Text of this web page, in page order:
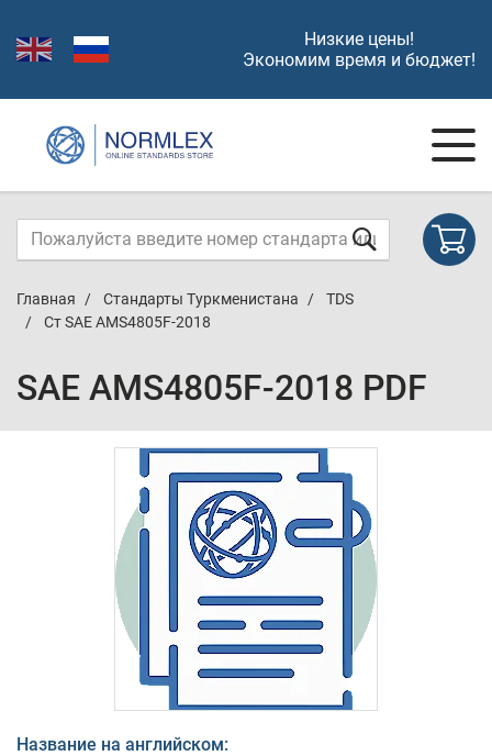
Низкие цены!
Экономим время и бюджет!
Главная Стандарты Туркменистана
TDS
Ст SAE AMS4805F-2018
SAE AMS4805F-2018 PDF
Название на английском: